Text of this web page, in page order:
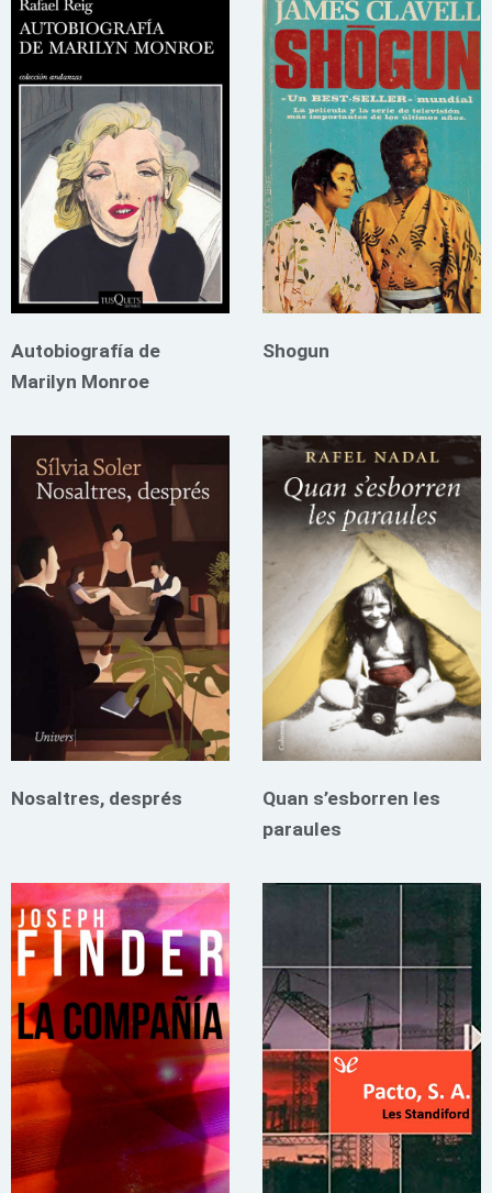
Autobiografía de
Marilyn Monroe
Shogun
Nosaltres, després
Quan s’esborren les
paraules